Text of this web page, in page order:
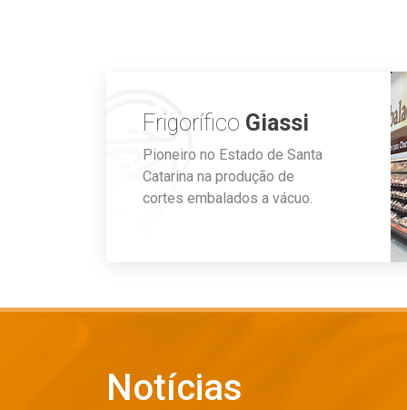
Frigorífico Giassi
Pioneiro no Estado de Santa
Catarina na produção de
cortes embalados a vácuo.
Notícias